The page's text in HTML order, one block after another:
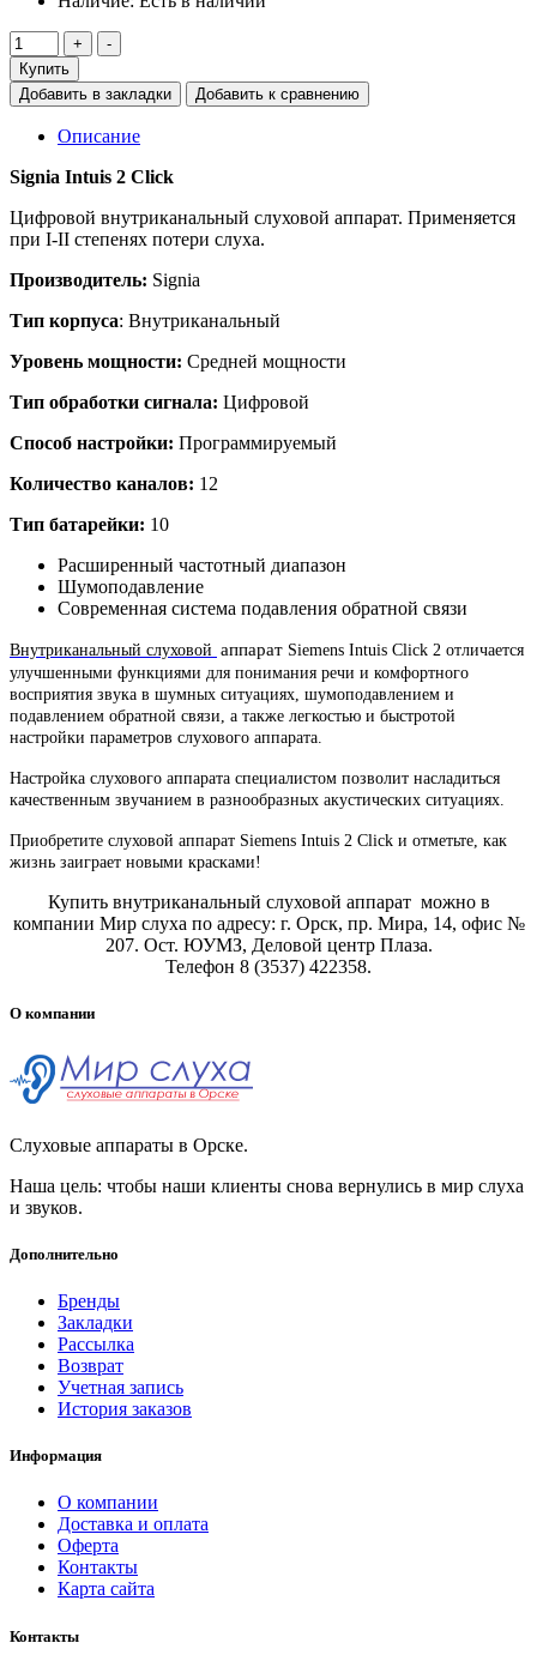
Купить
Добавить в закладки
Добавить к сравнению
Описание
Signia Intuis 2 Click
Цифровой внутриканальный слуховой аппарат. Применяется
при I-II степенях потери слуха.
Производитель: Signia
Тип корпуса: Внутриканальный
Уровень мощности: Средней мощности
Тип обработки сигнала: Цифровой
Способ настройки: Программируемый
Количество каналов: 12
Тип батарейки: 10
Расширенный частотный диапазон
Шумоподавление
Современная система подавления обратной связи
Внутриканальный слуховой аппарат Siemens Intuis Click 2 отличается
улучшенными функциями для понимания речи и комфортного
восприятия звука в шумных ситуациях, шумоподавлением и
подавлением обратной связи, а также легкостью и быстротой
настройки параметров слухового аппарата.
Настройка слухового аппарата специалистом позволит насладиться
качественным звучанием в разнообразных акустических ситуациях.
Приобретите слуховой аппарат Siemens Intuis 2 Click и отметьте, как
жизнь заиграет новыми красками!
Купить внутриканальный слуховой аппарат можно в
компании Мир слуха по адресу: г. Орск, пр. Мира, 14, офис №
207. Ост. ЮУМЗ, Деловой центр Плаза.
Телефон 8 (3537) 422358.
О компании
Слуховые аппараты в Орске.
Наша цель: чтобы наши клиенты снова вернулись в мир слуха
и звуков.
Дополнительно
Бренды
Закладки
Рассылка
Возврат
Учетная запись
История заказов
Информация
О компании
Доставка и оплата
Оферта
Контакты
Карта сайта
Контакты